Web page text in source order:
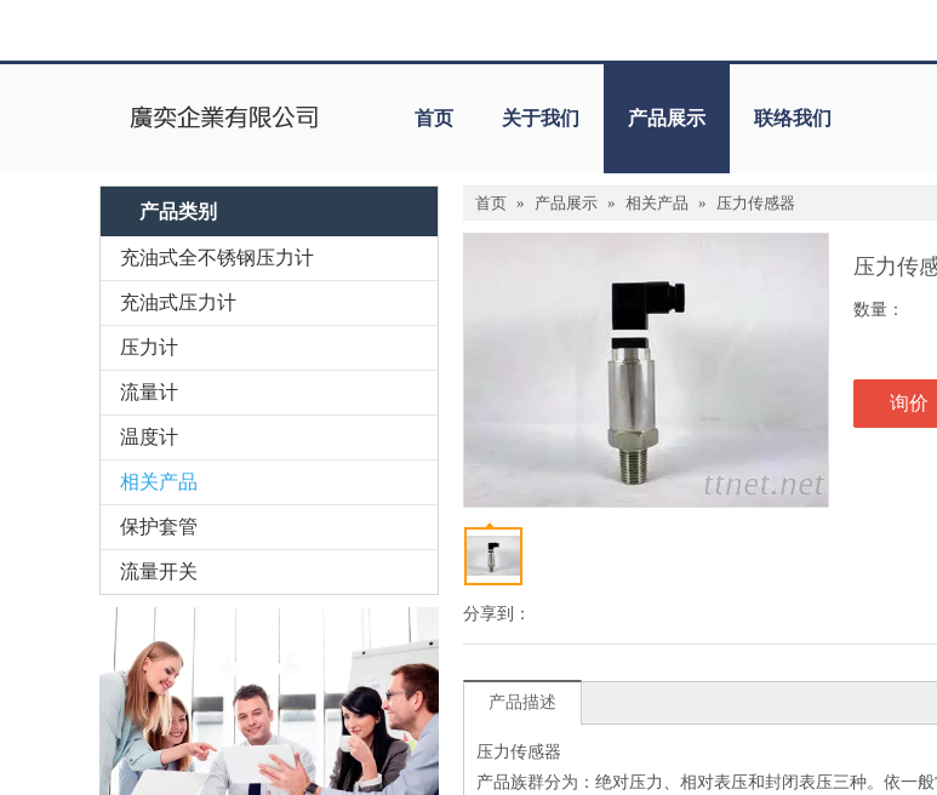
首页 关于我们 产品展示 联络我们
产品类别
充油式全不锈钢压力计
充油式压力计
压力计
流量计
温度计
相关产品
保护套管
流量开关
首页 » 产品展示 » 相关产品 » 压力传感器
分享到：
压力传
数量：
询价
产品描述
压力传感器
产品族群分为：绝对压力、相对表压和封闭表压三种。依一